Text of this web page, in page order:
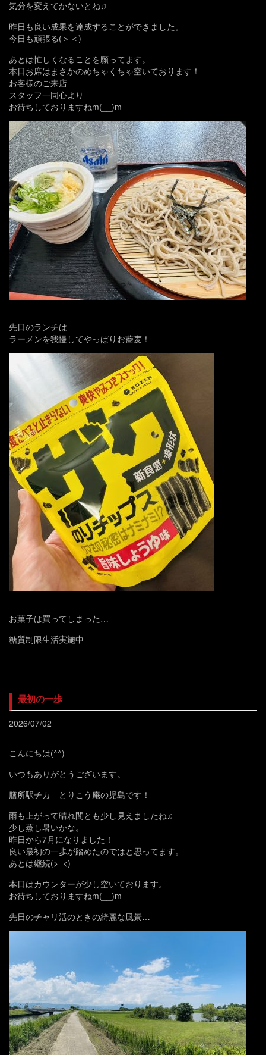
気分を変えてかないとね♫
昨日も良い成果を達成することができました。
今日も頑張る(＞＜)
あとは忙しくなることを願ってます。
本日お席はまさかのめちゃくちゃ空いております！
お客様のご来店
スタッフ一同心より
お待ちしておりますねm(__)m
先日のランチは
ラーメンを我慢してやっぱりお蕎麦！
お菓子は買ってしまった…
糖質制限生活実施中
最初の一歩
2026/07/02
こんにちは(^^)
いつもありがとうございます。
膳所駅チカ とりこう庵の児島です！
雨も上がって晴れ間とも少し見えましたね♫
少し蒸し暑いかな。
昨日から7月になりました！
良い最初の一歩が踏めたのではと思ってます。
あとは継続(>_<)
本日はカウンターが少し空いております。
お待ちしておりますねm(__)m
先日のチャリ活のときの綺麗な風景…